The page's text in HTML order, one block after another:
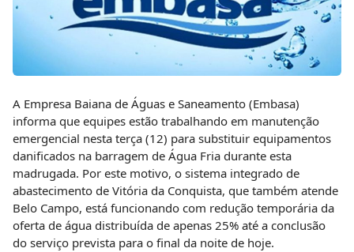
A Empresa Baiana de Águas e Saneamento (Embasa)
informa que equipes estão trabalhando em manutenção
emergencial nesta terça (12) para substituir equipamentos
danificados na barragem de Água Fria durante esta
madrugada. Por este motivo, o sistema integrado de
abastecimento de Vitória da Conquista, que também atende
Belo Campo, está funcionando com redução temporária da
oferta de água distribuída de apenas 25% até a conclusão
do serviço prevista para o final da noite de hoje.